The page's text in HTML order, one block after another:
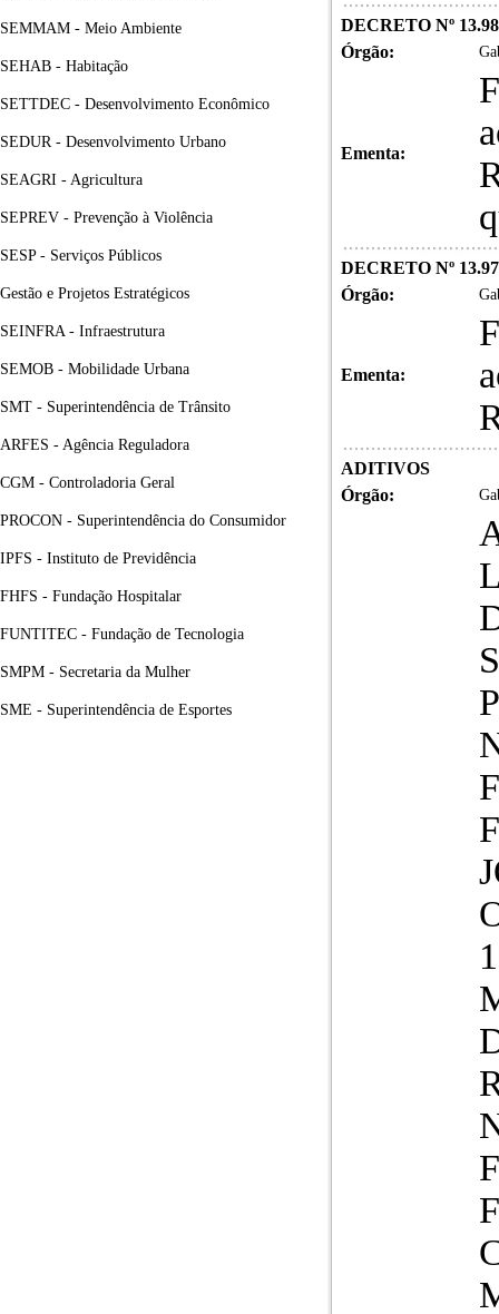
SEMMAM - Meio Ambiente
SEHAB - Habitação
SETTDEC - Desenvolvimento Econômico
SEDUR - Desenvolvimento Urbano
SEAGRI - Agricultura
SEPREV - Prevenção à Violência
SESP - Serviços Públicos
Gestão e Projetos Estratégicos
SEINFRA - Infraestrutura
SEMOB - Mobilidade Urbana
SMT - Superintendência de Trânsito
ARFES - Agência Reguladora
CGM - Controladoria Geral
PROCON - Superintendência do Consumidor
IPFS - Instituto de Previdência
FHFS - Fundação Hospitalar
FUNTITEC - Fundação de Tecnologia
SMPM - Secretaria da Mulher
SME - Superintendência de Esportes
DECRETO Nº
Órgão:
Ementa:
DECRETO Nº
Órgão:
Ementa:
ADITIVOS
Órgão: